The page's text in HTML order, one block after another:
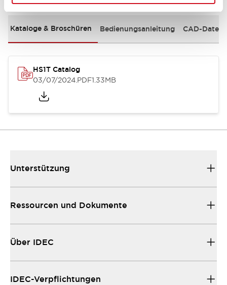
Kataloge & Broschüren Bedienungsanleitung CAD-
HS1T Catalog
03/07/2024.PDF1.33MB
Unterstützung
Ressourcen und Dokumente
Über IDEC
IDEC-Verpflichtungen